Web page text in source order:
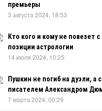
премьеры
3 августа 2024, 18:53
Кто кого и кому не повезет с
позиции астрологии
14 июля 2024, 10:25
Пушкин не погиб на дуэли, а
писателем Александром
7 марта 2024, 00:29